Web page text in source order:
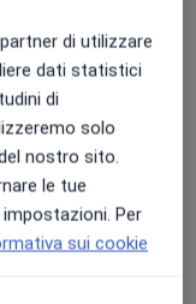
di utilizzare
dati statistici
di
solo
nostro sito.
le tue
Per
sui cookie